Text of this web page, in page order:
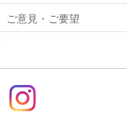
ご意見・ご要望